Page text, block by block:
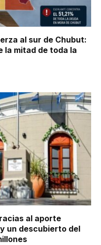
al sur de Chubut:
la mitad de toda la
al aporte
un descubierto del